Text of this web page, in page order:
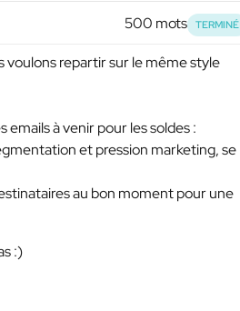
500 mots TERMINÉ
voulons repartir sur le même style
à venir pour les soldes :
et pression marketing, se
au bon moment pour une
:)